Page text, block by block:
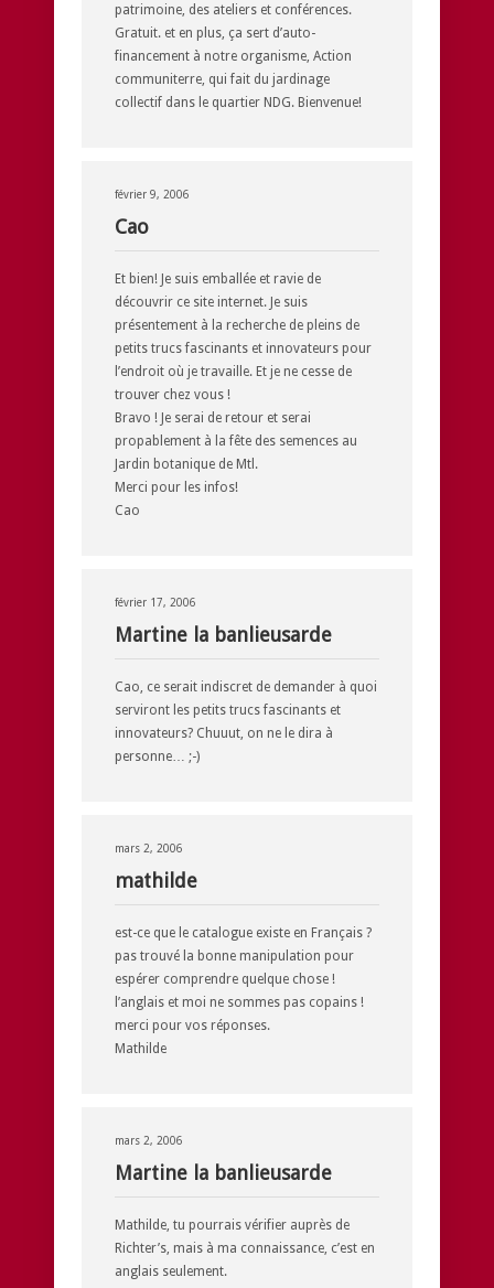
patrimoine, des ateliers et conférences.
Gratuit. et en plus, ça sert d’auto-
financement à notre organisme, Action
communiterre, qui fait du jardinage
collectif dans le quartier NDG. Bienvenue!
février 9, 2006
Cao
Et bien! Je suis emballée et ravie de
découvrir ce site internet. Je suis
présentement à la recherche de pleins de
petits trucs fascinants et innovateurs pour
l’endroit où je travaille. Et je ne cesse de
trouver chez vous !
Bravo ! Je serai de retour et serai
propablement à la fête des semences au
Jardin botanique de Mtl.
Merci pour les infos!
Cao
février 17, 2006
Martine la banlieusarde
Cao, ce serait indiscret de demander à quoi
serviront les petits trucs fascinants et
innovateurs? Chuuut, on ne le dira à
personne… ;-)
mars 2, 2006
mathilde
est-ce que le catalogue existe en Français ?
pas trouvé la bonne manipulation pour
espérer comprendre quelque chose !
l’anglais et moi ne sommes pas copains !
merci pour vos réponses.
Mathilde
mars 2, 2006
Martine la banlieusarde
Mathilde, tu pourrais vérifier auprès de
Richter’s, mais à ma connaissance, c’est en
anglais seulement.